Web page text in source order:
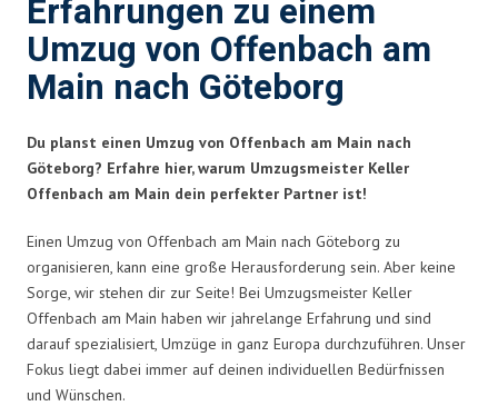
Erfahrungen zu einem
Umzug von Offenbach am
Main nach Göteborg
Du planst einen Umzug von Offenbach am Main nach
Göteborg? Erfahre hier, warum Umzugsmeister Keller
Offenbach am Main dein perfekter Partner ist!
Einen Umzug von Offenbach am Main nach Göteborg zu
organisieren, kann eine große Herausforderung sein. Aber keine
Sorge, wir stehen dir zur Seite! Bei Umzugsmeister Keller
Offenbach am Main haben wir jahrelange Erfahrung und sind
darauf spezialisiert, Umzüge in ganz Europa durchzuführen. Unser
Fokus liegt dabei immer auf deinen individuellen Bedürfnissen
und Wünschen.